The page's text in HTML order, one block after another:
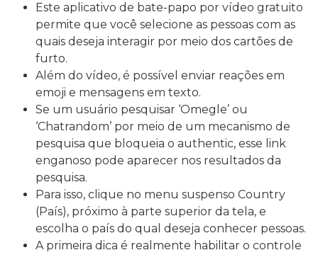
Este aplicativo de bate-papo por vídeo gratuito
permite que você selecione as pessoas com as
quais deseja interagir por meio dos cartões de
furto.
Além do vídeo, é possível enviar reações em
emoji e mensagens em texto.
Se um usuário pesquisar ‘Omegle’ ou
‘Chatrandom’ por meio de um mecanismo de
pesquisa que bloqueia o authentic, esse link
enganoso pode aparecer nos resultados da
pesquisa.
Para isso, clique no menu suspenso Country
(País), próximo à parte superior da tela, e
escolha o país do qual deseja conhecer pessoas.
A primeira dica é realmente habilitar o controle